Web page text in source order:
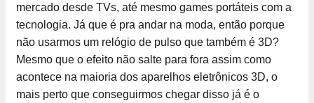
mercado desde TVs, até mesmo games portáteis com a
tecnologia. Já que é pra andar na moda, então porque
não usarmos um relógio de pulso que também é 3D?
Mesmo que o efeito não salte para fora assim como
acontece na maioria dos aparelhos eletrônicos 3D, o
mais perto que conseguirmos chegar disso já é o